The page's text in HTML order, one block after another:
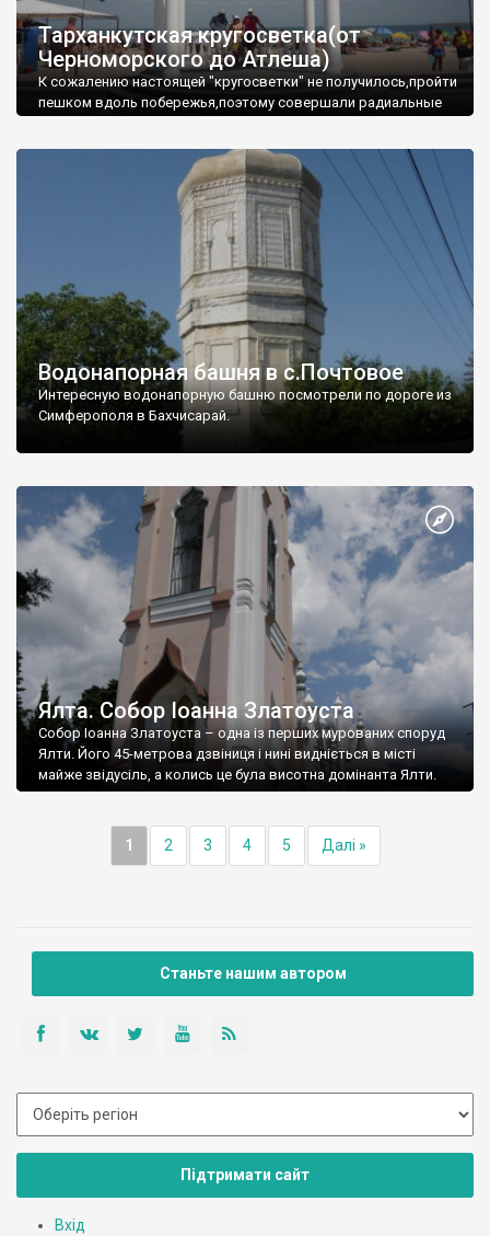
Тарханкутская кругосветка(от
Черноморского до Атлеша)
К сожалению настоящей "кругосветки" не получилось,пройти
пешком вдоль побережья,поэтому совершали радиальные
Водонапорная башня в с.Почтовое
Интересную водонапорную башню посмотрели по дороге из
Симферополя в Бахчисарай.
Ялта. Собор Іоанна Златоуста
Собор Іоанна Златоуста – одна із перших мурованих споруд
Ялти. Його 45-метрова дзвіниця і нині видніється в місті
майже звідусіль, а колись це була висотна домінанта Ялти.
1 2 3 4 5 Далі »
Станьте нашим автором
Підтримати сайт
Вхід